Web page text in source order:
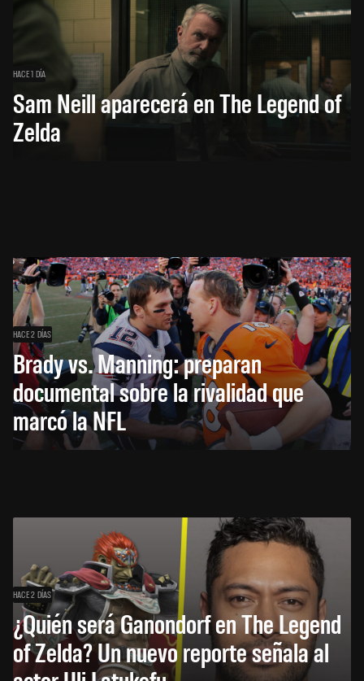
HACE 1 DÍA
Sam Neill aparecerá en The Legend of
Zelda
HACE 2 DÍAS
Brady vs. Manning: preparan
documental sobre la rivalidad que
marcó la NFL
HACE 2 DÍAS
¿Quién será Ganondorf en The Legend
of Zelda? Un nuevo reporte señala al